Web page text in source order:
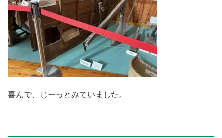
喜んで、じーっとみていました。